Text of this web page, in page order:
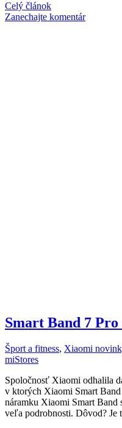
Celý článok
Zanechajte komentár
Smart Band 7
Šport a fitness, Xiaomi
miStores
Spoločnosť Xiaomi odhalila
v ktorých Xiaomi Smart
náramku Xiaomi Smart Band
veľa podrobnosti. Dôvod? Je